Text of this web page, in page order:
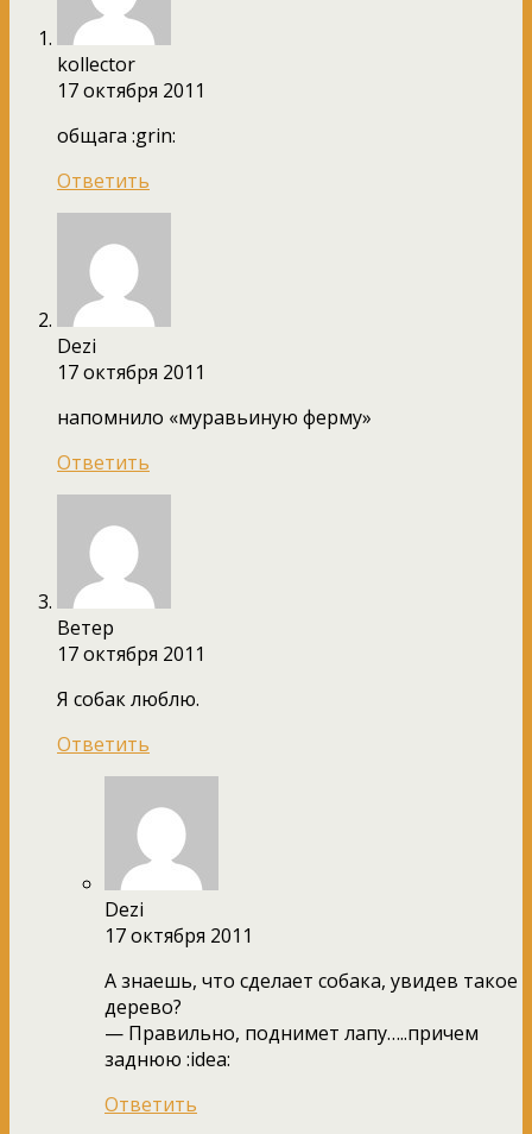
kollector
17 октября 2011
общага :grin:
Ответить
Dezi
17 октября 2011
напомнило «муравьиную ферму»
Ответить
Ветер
17 октября 2011
Я собак люблю.
Ответить
Dezi
17 октября 2011
А знаешь, что сделает собака, увидев такое
дерево?
— Правильно, поднимет лапу…..причем
заднюю :idea:
Ответить